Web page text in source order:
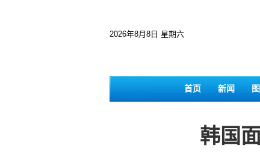
2026年8月8日 星期六
首页
新闻
韩国